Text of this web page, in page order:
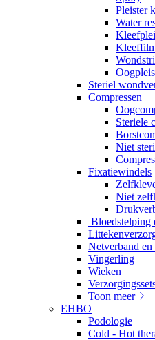
Pleister
Water
Steriel
Compressen
Steriele
Niet
Fixatiewindels
Niet
Bloedstelping
Netverband en
Vingerling
Wieken
Toon meer
EHBO
Podologie
Cold - Hot